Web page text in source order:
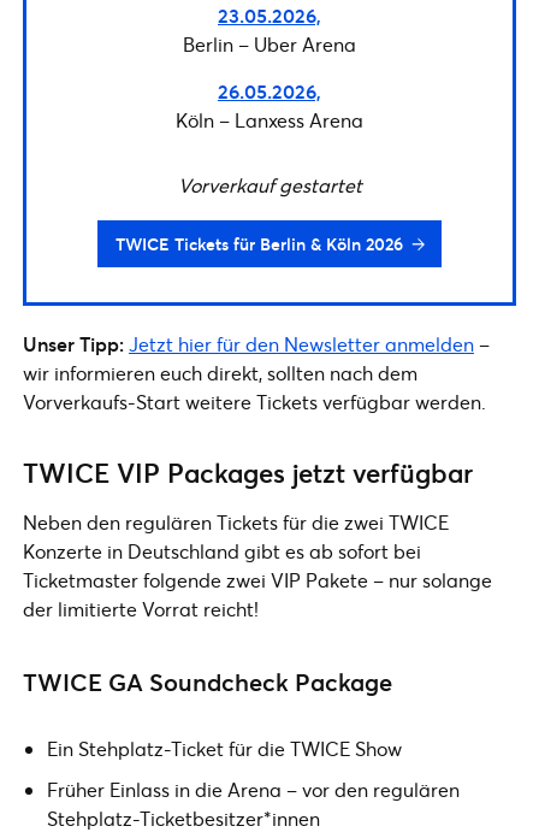
23.05.2026,
Berlin – Uber Arena
26.05.2026,
Köln – Lanxess Arena
Vorverkauf gestartet
TWICE Tickets für Berlin & Köln 2026
Unser Tipp:Jetzt hier für den Newsletter anmelden–
wir informieren euch direkt, sollten nach dem
Vorverkaufs-Start weitere Tickets verfügbar werden.
TWICE VIP Packages jetzt verfügbar
Neben den regulären Tickets für die zwei TWICE
Konzerte in Deutschland gibt es ab sofort bei
Ticketmaster folgende zwei VIP Pakete – nur solange
der limitierte Vorrat reicht!
TWICE GA Soundcheck Package
Ein Stehplatz-Ticket für die TWICE Show
Früher Einlass in die Arena – vor den regulären
Stehplatz-Ticketbesitzer*innen